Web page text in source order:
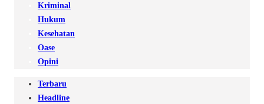
Kriminal
Hukum
Kesehatan
Oase
Opini
Terbaru
Headline